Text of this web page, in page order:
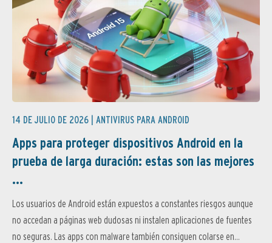
14 DE JULIO DE 2026 | ANTIVIRUS PARA ANDROID
Apps para proteger dispositivos Android en la
prueba de larga duración: estas son las mejores
...
Los usuarios de Android están expuestos a constantes riesgos aunque
no accedan a páginas web dudosas ni instalen aplicaciones de fuentes
no seguras. Las apps con malware también consiguen colarse en...